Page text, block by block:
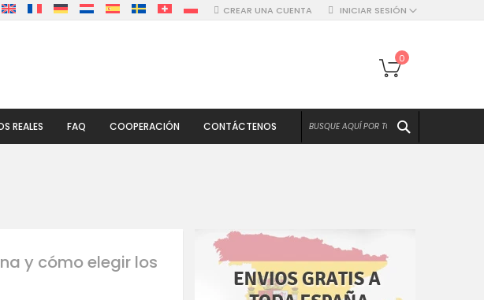
INICIAR SESIÓN
CREAR UNA CUENTA
Mi cesta
0
REALES FAQ COOPERACIÓN CONTÁCTENOS
y cómo elegir los